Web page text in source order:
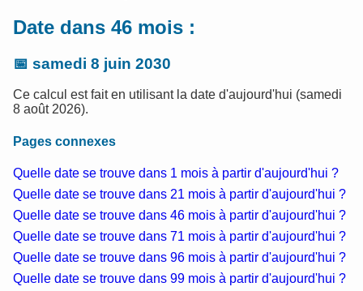
Date dans 46 mois :
📅 samedi 8 juin 2030
Ce calcul est fait en utilisant la date d'aujourd'hui (samedi
8 août 2026).
Pages connexes
Quelle date se trouve dans 1 mois à partir d'aujourd'hui ?
Quelle date se trouve dans 21 mois à partir d'aujourd'hui ?
Quelle date se trouve dans 46 mois à partir d'aujourd'hui ?
Quelle date se trouve dans 71 mois à partir d'aujourd'hui ?
Quelle date se trouve dans 96 mois à partir d'aujourd'hui ?
Quelle date se trouve dans 99 mois à partir d'aujourd'hui ?